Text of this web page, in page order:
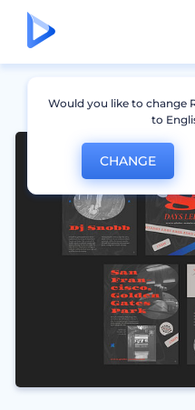
Would you like to change
to
CHANGE